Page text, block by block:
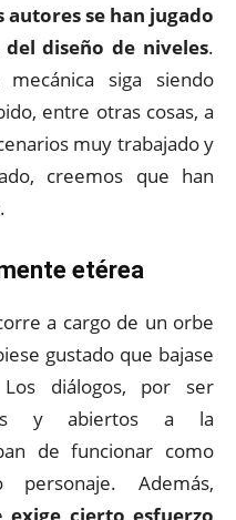
autores se han jugado
diseño de niveles.
siga siendo
entre otras cosas, a
muy trabajado y
creemos que han
etérea
a cargo de un orbe
gustado que bajase
diálogos, por ser
y abiertos a la
de funcionar como
Además,
exige cierto esfuerzo